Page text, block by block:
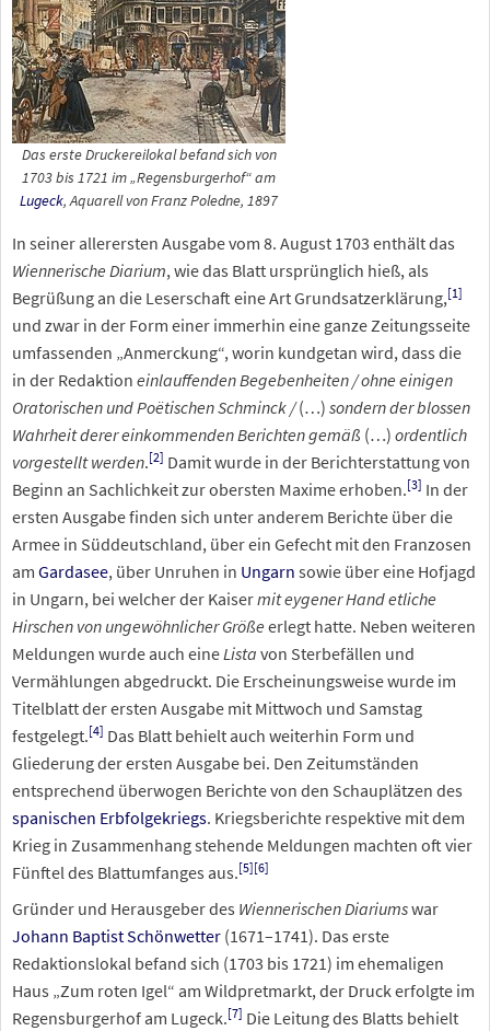
Das erste Druckereilokal befand sich von
1703 bis 1721 im „Regensburgerhof“ am
Lugeck, Aquarell von Franz Poledne, 1897
In seiner allerersten Ausgabe vom 8. August 1703 enthält das
Wiennerische Diarium, wie das Blatt ursprünglich hieß, als
Begrüßung an die Leserschaft eine Art Grundsatzerklärung,[1]
und zwar in der Form einer immerhin eine ganze Zeitungsseite
umfassenden „Anmerckung“, worin kundgetan wird, dass die
in der Redaktion einlauffenden Begebenheiten / ohne einigen
Oratorischen und Poëtischen Schminck /(…) sondern der blossen
Wahrheit derer einkommenden Berichten gemäß (…) ordentlich
vorgestellt werden.[2] Damit wurde in der Berichterstattung von
Beginn an Sachlichkeit zur obersten Maxime erhoben.[3] In der
ersten Ausgabe finden sich unter anderem Berichte über die
Armee in Süddeutschland, über ein Gefecht mit den Franzosen
am Gardasee, über Unruhen in Ungarn sowie über eine Hofjagd
in Ungarn, bei welcher der Kaisermit eygener Hand etliche
Hirschen von ungewöhnlicher Größe erlegt hatte. Neben weiteren
Meldungen wurde auch eineLista von Sterbefällen und
Vermählungen abgedruckt. Die Erscheinungsweise wurde im
Titelblatt der ersten Ausgabe mit Mittwoch und Samstag
festgelegt.[4] Das Blatt behielt auch weiterhin Form und
Gliederung der ersten Ausgabe bei. Den Zeitumständen
entsprechend überwogen Berichte von den Schauplätzen des
spanischen Erbfolgekriegs. Kriegsberichte respektive mit dem
Krieg in Zusammenhang stehende Meldungen machten oft vier
Fünftel des Blattumfanges aus.[5][6]
Gründer und Herausgeber des Wiennerischen Diariumswar
Johann Baptist Schönwetter (1671–1741). Das erste
Redaktionslokal befand sich (1703 bis 1721) im ehemaligen
Haus „Zum roten Igel“ am Wildpretmarkt, der Druck erfolgte im
Regensburgerhof am Lugeck.[7] Die Leitung des Blatts behielt